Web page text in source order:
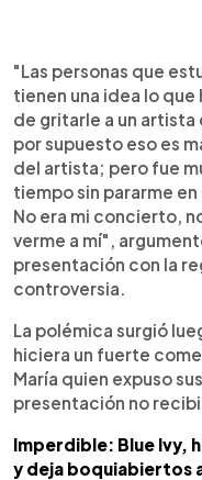
Escuchar
"Las personas que
tienen una idea lo que
de gritarle a un artista
por supuesto eso es
del artista; pero fue
tiempo sin pararme
No era mi concierto,
verme a mí",
presentación con la
controversia.
La polémica surgió
hiciera un fuerte
María quien expuso
presentación no
Imperdible: Blue Ivy,
y deja boquiabiertos